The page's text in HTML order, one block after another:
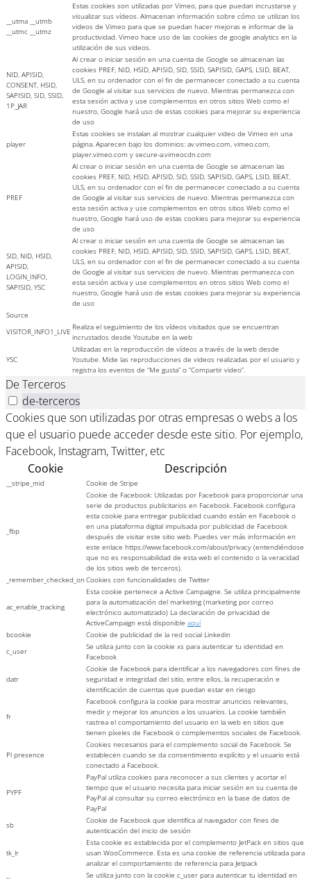
__utma __utmb
__utmc __utmz
Estas cookies son utilizadas por Vimeo, para que puedan incrustarse y
visualizar sus vídeos. Almacenan información sobre cómo se utilizan los
videos de Vimeo para que se puedan hacer mejoras e informar de la
productividad. Vimeo hace uso de las cookies de google analytics en la
utilización de sus videos.
NID, APISID,
CONSENT, HSID,
SAPISID, SID, SSID,
1P_JAR
Al crear o iniciar sesión en una cuenta de Google se almacenan las
cookies PREF, NID, HSID, APISID, SID, SSID, SAPISID, GAPS, LSID, BEAT,
ULS, en su ordenador con el fin de permanecer conectado a su cuenta
de Google al visitar sus servicios de nuevo. Mientras permanezca con
esta sesión activa y use complementos en otros sitios Web como el
nuestro, Google hará uso de estas cookies para mejorar su experiencia
de uso
player
Estas cookies se instalan al mostrar cualquier video de Vimeo en una
página. Aparecen bajo los dominios: av.vimeo.com, vimeo.com,
player.vimeo.com y secure-a.vimeocdn.com
PREF
Al crear o iniciar sesión en una cuenta de Google se almacenan las
cookies PREF, NID, HSID, APISID, SID, SSID, SAPISID, GAPS, LSID, BEAT,
ULS, en su ordenador con el fin de permanecer conectado a su cuenta
de Google al visitar sus servicios de nuevo. Mientras permanezca con
esta sesión activa y use complementos en otros sitios Web como el
nuestro, Google hará uso de estas cookies para mejorar su experiencia
de uso
SID, NID, HSID,
APISID,
LOGIN_INFO,
SAPISID, YSC
Al crear o iniciar sesión en una cuenta de Google se almacenan las
cookies PREF, NID, HSID, APISID, SID, SSID, SAPISID, GAPS, LSID, BEAT,
ULS, en su ordenador con el fin de permanecer conectado a su cuenta
de Google al visitar sus servicios de nuevo. Mientras permanezca con
esta sesión activa y use complementos en otros sitios Web como el
nuestro, Google hará uso de estas cookies para mejorar su experiencia
de uso
Source
VISITOR_INFO1_LIVE Realiza el seguimiento de los vídeos visitados que se encuentran
incrustados desde Youtube en la web
YSC
Utilizadas en la reproducción de vídeos a través de la web desde
Youtube. Mide las reproducciones de videos realizadas por el usuario y
registra los eventos de “Me gusta” o “Compartir video”.
De Terceros
de-terceros
Cookies que son utilizadas por otras empresas o webs a los
que el usuario puede acceder desde este sitio. Por ejemplo,
Facebook, Instagram, Twitter, etc
Cookie
Descripción
__stripe_mid Cookie de Stripe
_fbp
Cookie de Facebook: Utilizadas por Facebook para proporcionar una
serie de productos publicitarios en Facebook. Facebook configura
esta cookie para entregar publicidad cuando están en Facebook o
en una plataforma digital impulsada por publicidad de Facebook
después de visitar este sitio web. Puedes ver más información en
este enlace https://www.facebook.com/about/privacy (entendiéndose
que no es responsabilidad de esta web el contenido o la veracidad
de los sitios web de terceros).
_remember_checked_on Cookies con funcionalidades de Twitter
ac_enable_tracking
Esta cookie pertenece a Active Campaigne. Se utiliza principalmente
para la automatización del marketing (marketing por correo
electrónico automatizado) La declaración de privacidad de
ActiveCampaign está disponible aquí
bcookie
Cookie de publicidad de la red social Linkedin
c_user
Se utiliza junto con la cookie xs para autenticar tu identidad en
Facebook
datr
Cookie de Facebook para identificar a los navegadores con fines de
seguridad e integridad del sitio, entre ellos, la recuperación e
identificación de cuentas que puedan estar en riesgo
fr
Facebook configura la cookie para mostrar anuncios relevantes,
medir y mejorar los anuncios a los usuarios. La cookie también
rastrea el comportamiento del usuario en la web en sitios que
tienen píxeles de Facebook o complementos sociales de Facebook.
Pl presence
Cookies necesarios para el complemento social de Facebook. Se
establecen cuando se da consentimiento explícito y el usuario está
conectado a Facebook.
PYPF
PayPal utiliza cookies para reconocer a sus clientes y acortar el
tiempo que el usuario necesita para iniciar sesión en su cuenta de
PayPal al consultar su correo electrónico en la base de datos de
PayPal
sb
Cookie de Facebook que identifica al navegador con fines de
autenticación del inicio de sesión
tk_lr
Esta cookie es establecida por el complemento JetPack en sitios que
usan WooCommerce. Esta es una cookie de referencia utilizada para
analizar el comportamiento de referencia para Jetpack
Se utiliza junto con la cookie c_user para autenticar tu identidad en